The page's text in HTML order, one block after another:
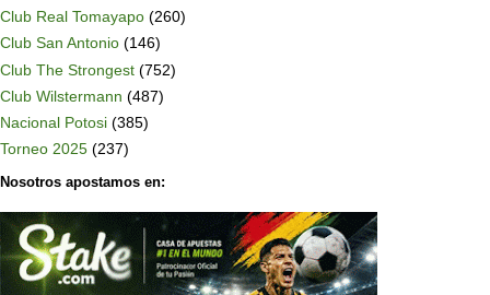
Club Real Tomayapo (260)
Club San Antonio (146)
Club The Strongest (752)
Club Wilstermann (487)
Nacional Potosi (385)
Torneo 2025 (237)
Nosotros apostamos en: